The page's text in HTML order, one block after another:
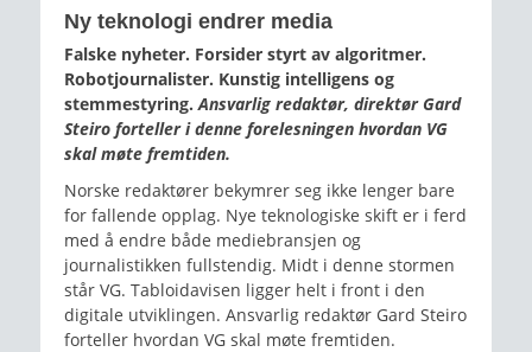
Ny teknologi endrer media
Falske nyheter. Forsider styrt av algoritmer.
Robotjournalister. Kunstig intelligens og
stemmestyring. Ansvarlig redaktør, direktør Gard
Steiro forteller i denne forelesningen hvordan VG
skal møte fremtiden.
Norske redaktører bekymrer seg ikke lenger bare
for fallende opplag. Nye teknologiske skift er i ferd
med å endre både mediebransjen og
journalistikken fullstendig. Midt i denne stormen
står VG. Tabloidavisen ligger helt i front i den
digitale utviklingen. Ansvarlig redaktør Gard Steiro
forteller hvordan VG skal møte fremtiden.